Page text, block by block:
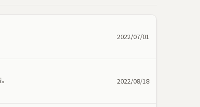
2022/07/01
2022/08/18